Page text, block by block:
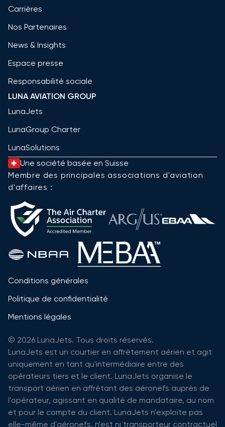
Carrières
Nos Partenaires
News & Insights
Espace presse
Responsabilité sociale
LUNA AVIATION GROUP
LunaJets
LunaGroup Charter
LunaSolutions
Une société basée en Suisse
Membre des principales associations d'aviation
d'affaires :
Conditions générales
Politique de confidentialité
Mentions légales
© 2026 LunaJets. Tous droits réservés.
LunaJets est un courtier en affrètement aérien et agit
uniquement en tant qu'intermédiaire entre des
opérateurs tiers et le client. LunaJets organise le
transport aérien en affrétant des aéronefs auprès de
l'opérateur, agissant en qualité de mandataire, au nom
et pour le compte du client. LunaJets n'exploite pas
elle-même d'aéronefs, n'est ni transporteur contractuel